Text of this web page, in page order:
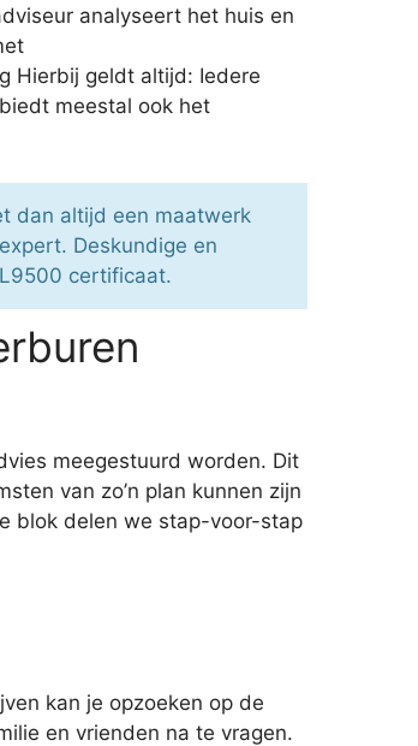
analyseert het huis en
Hierbij geldt altijd: Iedere
meestal ook het
dan altijd een maatwerk
Deskundige en
certificaat.
meegestuurd worden. Dit
van zo’n plan kunnen zijn
blok delen we stap-voor-stap
kan je opzoeken op de
en vrienden na te vragen.